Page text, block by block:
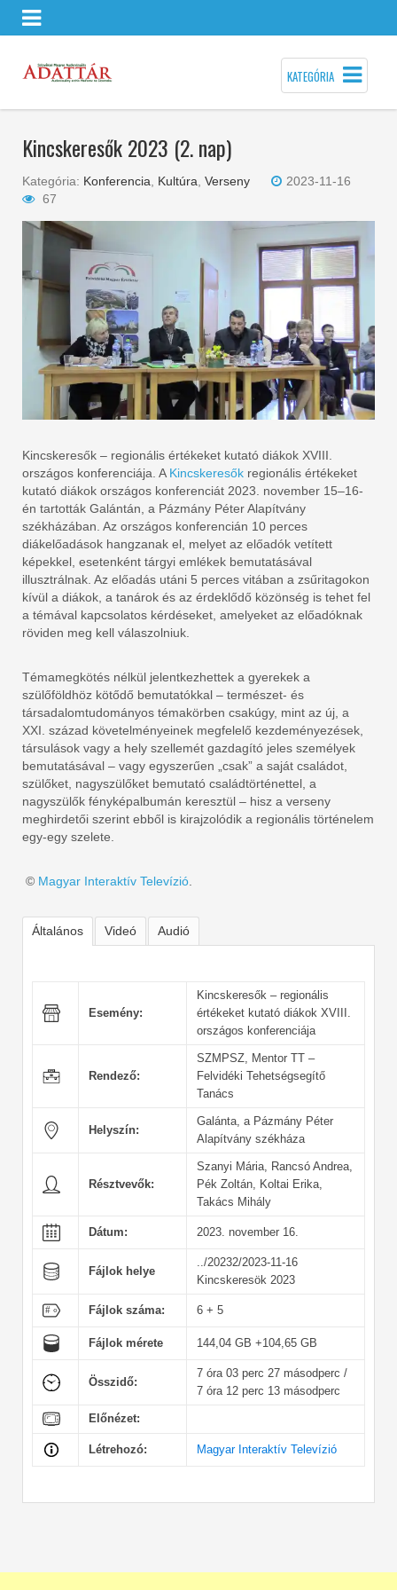
KATEGÓRIA
Kincskeresők 2023 (2. nap)
Kategória: Konferencia Kultúra Verseny
2023-11-16
67
Kincskeresők – regionális értékeket kutató diákok XVIII.
országos konferenciája. A Kincskeresők regionális értékeket
kutató diákok országos konferenciát 2023. november 15–16-
én tartották Galántán, a Pázmány Péter Alapítvány
székházában. Az országos konferencián 10 perces
diákelőadások hangzanak el, melyet az előadók vetített
képekkel, esetenként tárgyi emlékek bemutatásával
illusztrálnak. Az előadás utáni 5 perces vitában a zsűritagokon
kívül a diákok, a tanárok és az érdeklődő közönség is tehet fel
a témával kapcsolatos kérdéseket, amelyeket az előadóknak
röviden meg kell válaszolniuk.
Témamegkötés nélkül jelentkezhettek a gyerekek a
szülőföldhöz kötődő bemutatókkal – természet- és
társadalomtudományos témakörben csakúgy, mint az új, a
XXI. század követelményeinek megfelelő kezdeményezések,
társulások vagy a hely szellemét gazdagító jeles személyek
bemutatásával – vagy egyszerűen „csak” a saját családot,
szülőket, nagyszülőket bemutató családtörténettel, a
nagyszülők fényképalbumán keresztül – hisz a verseny
meghirdetői szerint ebből is kirajzolódik a regionális történelem
egy-egy szelete.
© Magyar Interaktív Televízió
Általános Videó Audió
Esemény:
Kincskeresők – regionális
értékeket kutató diákok XVIII.
országos konferenciája
Rendező:
SZMPSZ, Mentor TT –
Felvidéki Tehetségsegítő
Tanács
Helyszín:
Galánta, a Pázmány Péter
Alapítvány székháza
Résztvevők:
Szanyi Mária, Rancsó Andrea,
Pék Zoltán, Koltai Erika,
Takács Mihály
Dátum: 2023. november 16.
Fájlok helye
../20232/2023-11-16
Kincskeresök 2023
Fájlok száma: 6 + 5
Fájlok mérete 144,04 GB +104,65 GB
Összidő:
7 óra 03 perc 27 másodperc /
7 óra 12 perc 13 másodperc
Előnézet:
Létrehozó: Magyar Interaktív Televízió